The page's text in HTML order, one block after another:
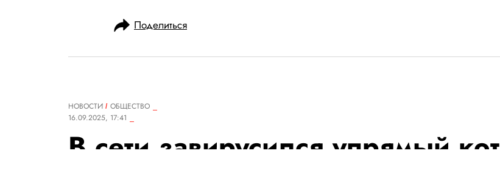
Поделиться
НОВОСТИ
ОБЩЕСТВО
16.09.2025, 17:41
В сети завирусился упрямый кот,